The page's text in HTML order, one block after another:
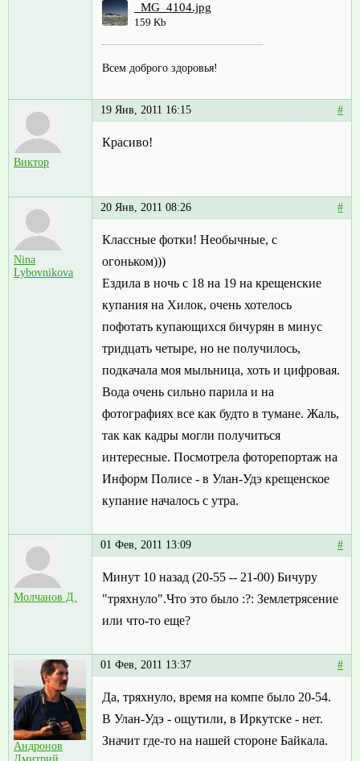
_MG_4104.jpg
159 Kb
Всем доброго здоровья!
Виктор
19 Янв, 2011 16:15 #
Красиво!
Nina
Lybovnikova
20 Янв, 2011 08:26 #
Классные фотки! Необычные, с
огоньком)))
Ездила в ночь с 18 на 19 на крещенские
купания на Хилок, очень хотелось
пофотать купающихся бичурян в минус
тридцать четыре, но не получилось,
подкачала моя мыльница, хоть и цифровая.
Вода очень сильно парила и на
фотографиях все как будто в тумане. Жаль,
так как кадры могли получиться
интересные. Посмотрела фоторепортаж на
Информ Полисе - в Улан-Удэ крещенское
купание началось с утра.
Молчанов Д.
01 Фев, 2011 13:09 #
Минут 10 назад (20-55 -- 21-00) Бичуру
"тряхнуло".Что это было :?: Землетрясение
или что-то еще?
Андронов
01 Фев, 2011 13:37 #
Да, тряхнуло, время на компе было 20-54.
В Улан-Удэ - ощутили, в Иркутске - нет.
Значит где-то на нашей стороне Байкала.